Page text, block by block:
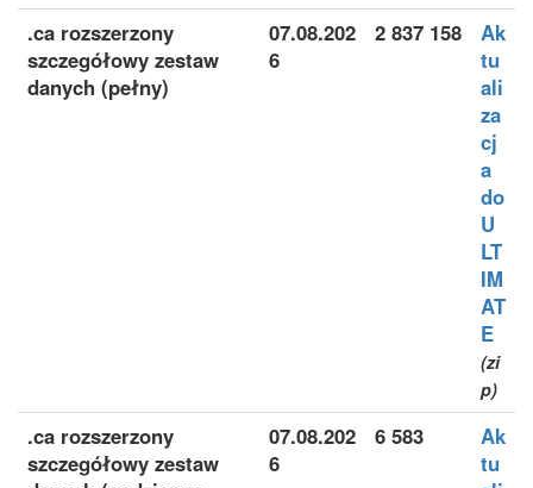
.ca rozszerzony
szczegółowy zestaw
danych (pełny)
07.08.202
6
2 837 158
Ak
tu
ali
za
cj
a
do
U
LT
IM
AT
E
(zi
p)
.ca rozszerzony
szczegółowy zestaw
07.08.202
6
6 583
Ak
tu